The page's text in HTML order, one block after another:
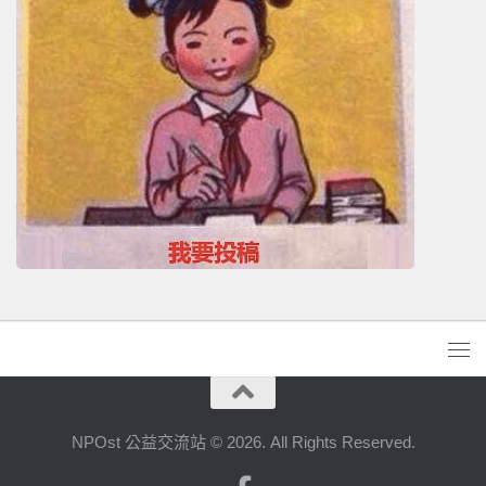
NPOst 公益交流站 © 2026. All Rights Reserved.